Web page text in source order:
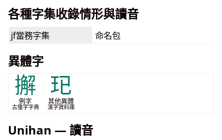
各種字集收錄情形與讀音
jf當務字集 命名包
異體字
𢶷
例字
古僮字字典
𤣱
其他異體
漢字資料庫
Unihan — 讀音